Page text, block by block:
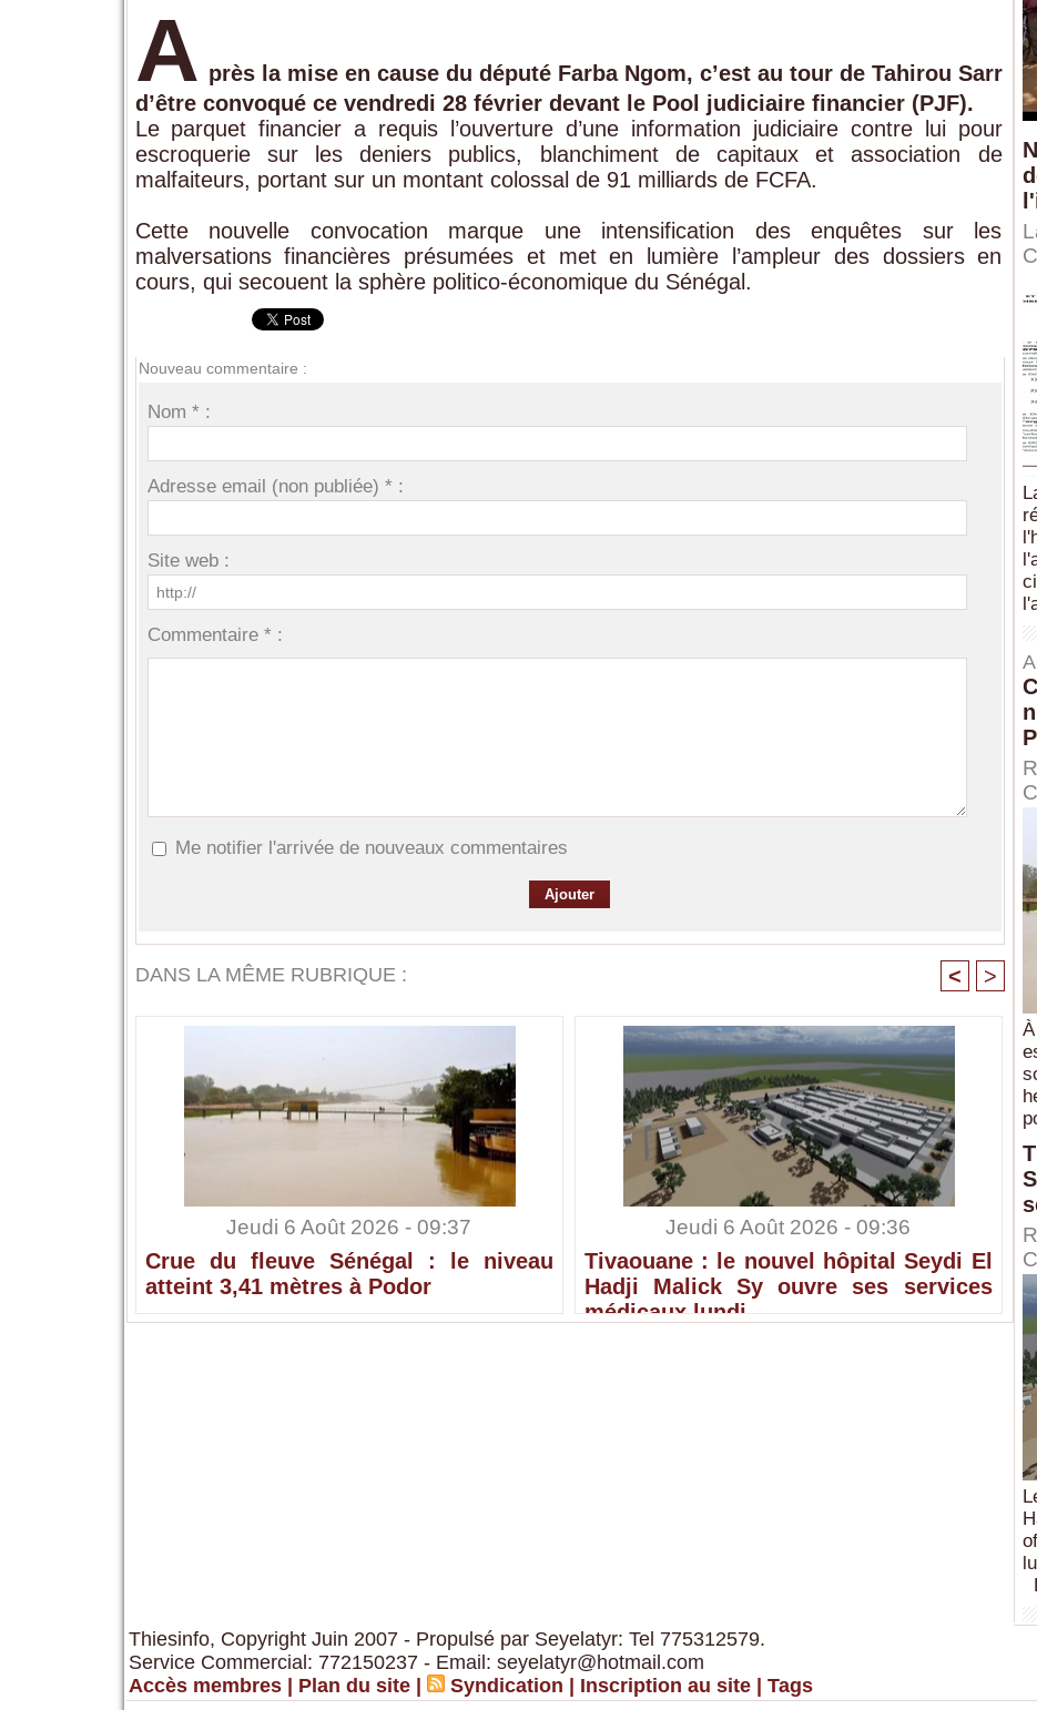
A près la mise en cause du député Farba Ngom, c’est au tour de Tahirou Sarr
d’être convoqué ce vendredi 28 février devant le Pool judiciaire financier (PJF).
Le parquet financier a requis l’ouverture d’une information judiciaire contre lui pour
escroquerie sur les deniers publics, blanchiment de capitaux et association de
malfaiteurs, portant sur un montant colossal de 91 milliards de FCFA.
Cette nouvelle convocation marque une intensification des enquêtes sur les
malversations financières présumées et met en lumière l’ampleur des dossiers en
cours, qui secouent la sphère politico-économique du Sénégal.
Nouveau commentaire :
Nom * :
Adresse email (non publiée) * :
Site web :
Commentaire * :
Me notifier l'arrivée de nouveaux commentaires
DANS LA MÊME RUBRIQUE : < >
Jeudi 6 Août 2026 - 09:37
Crue du fleuve Sénégal : le niveau
atteint 3,41 mètres à Podor
Jeudi 6 Août 2026 - 09:36
Tivaouane : le nouvel hôpital Seydi El
Hadji Malick Sy ouvre ses services
médicaux lundi
Thiesinfo, Copyright Juin 2007 - Propulsé par Seyelatyr: Tel 775312579.
Service Commercial: 772150237 - Email: seyelatyr@hotmail.com
Accès membres
Plan du site Syndication Inscription au site Tags